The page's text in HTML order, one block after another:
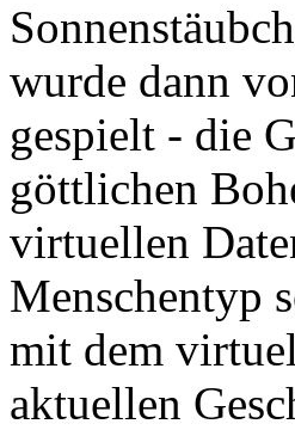
wurde dann
gespielt - die
göttlichen
virtuellen
Menschentyp
mit dem
aktuellen